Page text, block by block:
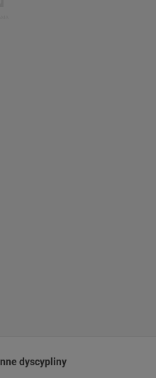
dyscypliny